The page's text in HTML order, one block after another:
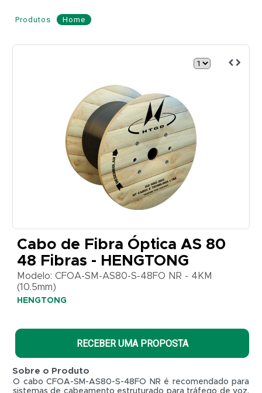
Home
Produtos
Cabo
CFOA-
SM-
AS80-S-
48FO
NR -
4KM
(10.5mm)
HENGTONG
Cabo de Fibra Óptica AS 80
48 Fibras - HENGTONG
Modelo: CFOA-SM-AS80-S-48FO NR - 4KM
(10.5mm)
HENGTONG
RECEBER UMA PROPOSTA
Sobre o Produto
O cabo CFOA-SM-AS80-S-48FO NR é recomendado para
sistemas de cabeamento estruturado para tráfego de voz,